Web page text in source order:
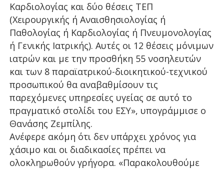
Καρδιολογίας και δύο θέσεις ΤΕΠ
(Χειρουργικής ή Αναισθησιολογίας ή
Παθολογίας ή Καρδιολογίας ή Πνευμονολογίας
ή Γενικής Ιατρικής). Αυτές οι 12 θέσεις μόνιμων
ιατρών και με την προσθήκη 55 νοσηλευτών
και των 8 παραϊατρικού-διοικητικού-τεχνικού
προσωπικού θα αναβαθμίσουν τις
παρεχόμενες υπηρεσίες υγείας σε αυτό το
πραγματικό στολίδι του ΕΣΥ», υπογράμμισε ο
Θανάσης Ζεμπίλης.
Ανέφερε ακόμη ότι δεν υπάρχει χρόνος για
χάσιμο και οι διαδικασίες πρέπει να
ολοκληρωθούν γρήγορα. «Παρακολουθούμε